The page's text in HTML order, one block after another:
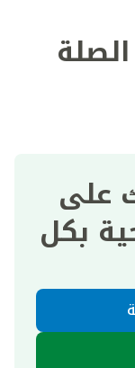
على
بكل